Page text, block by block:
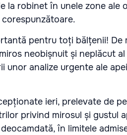
la robinet în unele zone ale
pentru toți bălțenii! De
neobișnuit și neplăcut
unor analize urgente ale
ieri, prelevate de
privind mirosul și gustul
în limitele